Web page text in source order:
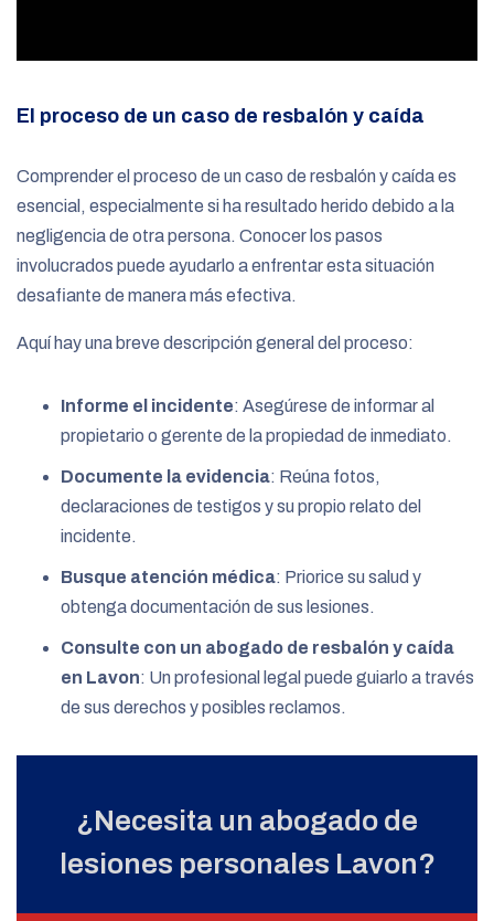
El proceso de un caso de resbalón y caída
Comprender el proceso de un caso de resbalón y caída es
esencial, especialmente si ha resultado herido debido a la
negligencia de otra persona. Conocer los pasos
involucrados puede ayudarlo a enfrentar esta situación
desafiante de manera más efectiva.
Aquí hay una breve descripción general del proceso:
Informe el incidente: Asegúrese de informar al
propietario o gerente de la propiedad de inmediato.
Documente la evidencia: Reúna fotos,
declaraciones de testigos y su propio relato del
incidente.
Busque atención médica: Priorice su salud y
obtenga documentación de sus lesiones.
Consulte con un abogado de resbalón y caída
en Lavon: Un profesional legal puede guiarlo a través
de sus derechos y posibles reclamos.
¿Necesita un abogado de
lesiones personales Lavon?